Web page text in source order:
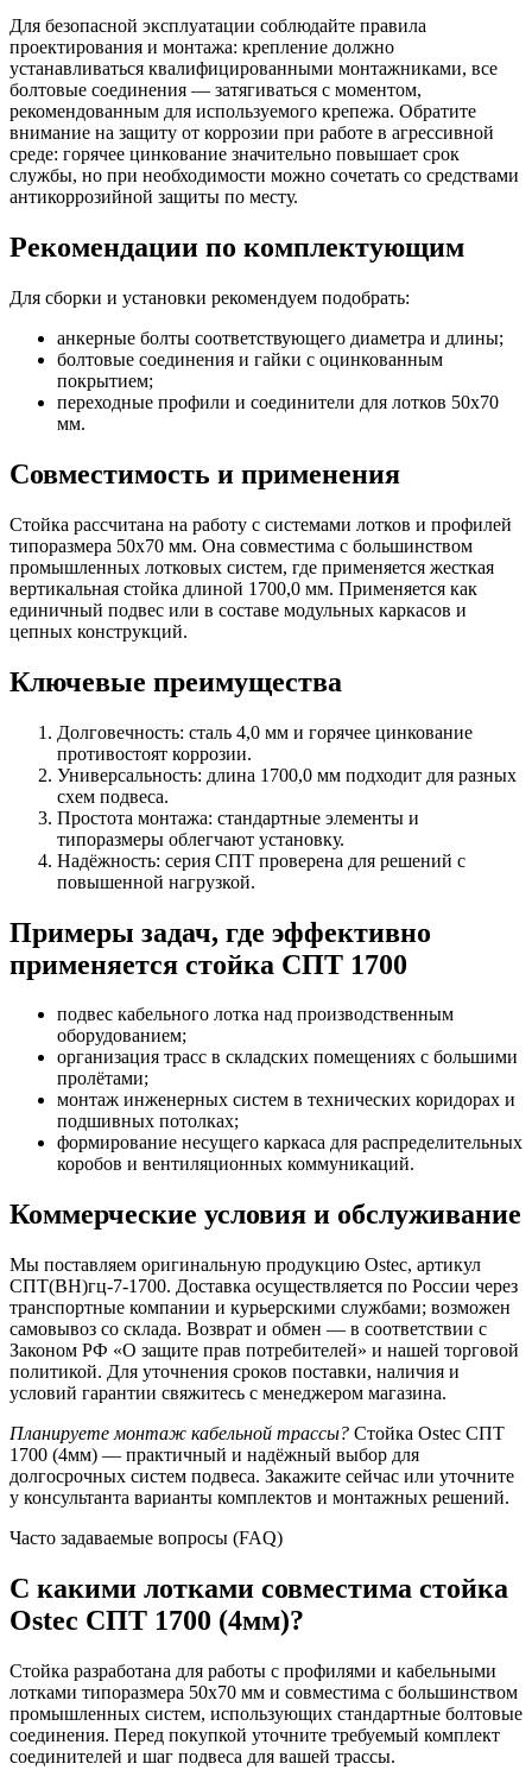
Для безопасной эксплуатации соблюдайте правила
проектирования и монтажа: крепление должно
устанавливаться квалифицированными монтажниками, все
болтовые соединения — затягиваться с моментом,
рекомендованным для используемого крепежа. Обратите
внимание на защиту от коррозии при работе в агрессивной
среде: горячее цинкование значительно повышает срок
службы, но при необходимости можно сочетать со средствами
антикоррозийной защиты по месту.
Рекомендации по комплектующим
Для сборки и установки рекомендуем подобрать:
анкерные болты соответствующего диаметра и длины;
болтовые соединения и гайки с оцинкованным
покрытием;
переходные профили и соединители для лотков 50х70
мм.
Совместимость и применения
Стойка рассчитана на работу с системами лотков и профилей
типоразмера 50х70 мм. Она совместима с большинством
промышленных лотковых систем, где применяется жесткая
вертикальная стойка длиной 1700,0 мм. Применяется как
единичный подвес или в составе модульных каркасов и
цепных конструкций.
Ключевые преимущества
Долговечность: сталь 4,0 мм и горячее цинкование
противостоят коррозии.
Универсальность: длина 1700,0 мм подходит для разных
схем подвеса.
Простота монтажа: стандартные элементы и
типоразмеры облегчают установку.
Надёжность: серия СПТ проверена для решений с
повышенной нагрузкой.
Примеры задач, где эффективно
применяется стойка СПТ 1700
подвес кабельного лотка над производственным
оборудованием;
организация трасс в складских помещениях с большими
пролётами;
монтаж инженерных систем в технических коридорах и
подшивных потолках;
формирование несущего каркаса для распределительных
коробов и вентиляционных коммуникаций.
Коммерческие условия и обслуживание
Мы поставляем оригинальную продукцию Ostec, артикул
СПТ(ВН)гц-7-1700. Доставка осуществляется по России через
транспортные компании и курьерскими службами; возможен
самовывоз со склада. Возврат и обмен — в соответствии с
Законом РФ «О защите прав потребителей» и нашей торговой
политикой. Для уточнения сроков поставки, наличия и
условий гарантии свяжитесь с менеджером магазина.
Планируете монтаж кабельной трассы? Стойка Ostec СПТ
1700 (4мм) — практичный и надёжный выбор для
долгосрочных систем подвеса. Закажите сейчас или уточните
у консультанта варианты комплектов и монтажных решений.
Часто задаваемые вопросы (FAQ)
С какими лотками совместима стойка
Ostec СПТ 1700 (4мм)?
Стойка разработана для работы с профилями и кабельными
лотками типоразмера 50х70 мм и совместима с большинством
промышленных систем, использующих стандартные болтовые
соединения. Перед покупкой уточните требуемый комплект
соединителей и шаг подвеса для вашей трассы.